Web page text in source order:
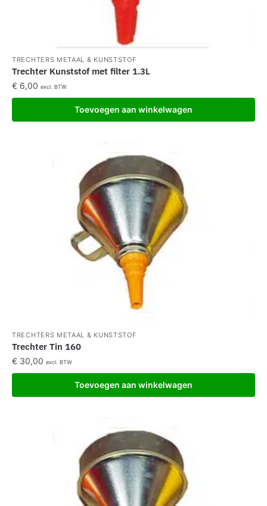
TRECHTERS METAAL & KUNSTSTOF
Trechter Kunststof met filter 1.3L
€ 6,00 excl. BTW
Toevoegen aan winkelwagen
TRECHTERS METAAL & KUNSTSTOF
Trechter Tin 160
€ 30,00 excl. BTW
Toevoegen aan winkelwagen